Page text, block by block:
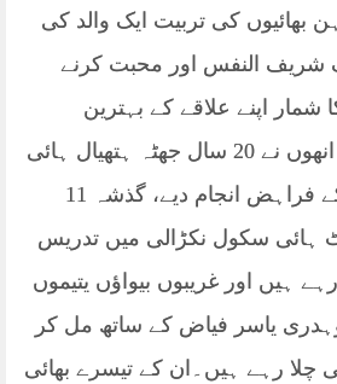
بھائیوں کی تربیت ایک والد کی
شریف النفس اور محبت کرنے
شمار اپنے علاقے کے بہترین
اساتذہ میں ہوتا ہے انھوں نے 20 سال جھٹہ ہتھیال ہائی
سکول میں تدریس کے فراہض انجام دیے، گذشہ 11
ہائی سکول نکڑالی میں تدریس
ہیں اور غریبوں بیواؤں یتیموں
یاسر فیاض کے ساتھ مل کر
چلا رہے ہیں۔ان کے تیسرے بھائی